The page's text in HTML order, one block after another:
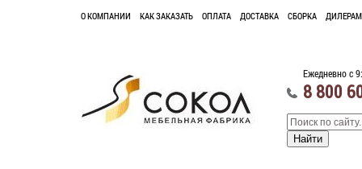
О КОМПАНИИ КАК ЗАКАЗАТЬ ОПЛАТА ДОСТАВКА СБОРКА ДИЛЕРАМ
Ежедневно с
8 800